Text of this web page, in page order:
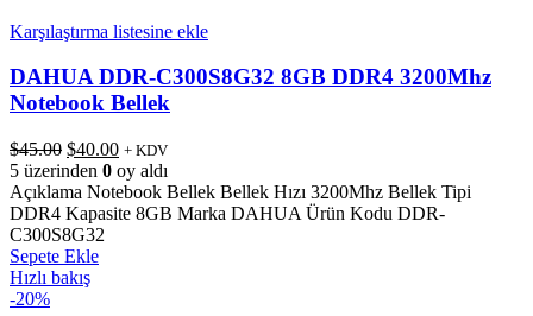
Karşılaştırma listesine ekle
DAHUA DDR-C300S8G32 8GB DDR4 3200Mhz
Notebook Bellek
$45.00 Orijinal
fiyat:
$45.00.
$40.00Şu
andaki
fiyat:
$40.00.
+ KDV
5 üzerinden 0 oy aldı
Açıklama Notebook Bellek Bellek Hızı 3200Mhz Bellek Tipi
DDR4 Kapasite 8GB Marka DAHUA Ürün Kodu DDR-
C300S8G32
Sepete Ekle
Hızlı bakış
-20%